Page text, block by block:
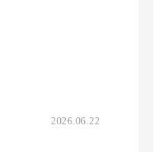
2026.06.22